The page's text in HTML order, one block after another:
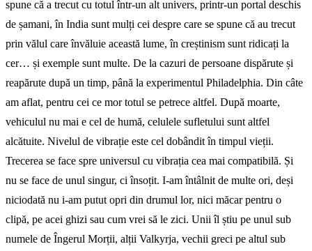
spune că a trecut cu totul într-un alt univers, printr-un portal deschis
de șamani, în India sunt mulți cei despre care se spune că au trecut
prin vălul care învăluie această lume, în creștinism sunt ridicați la
cer… și exemple sunt multe. De la cazuri de persoane dispărute și
reapărute după un timp, până la experimentul Philadelphia. Din câte
am aflat, pentru cei ce mor totul se petrece altfel. După moarte,
vehiculul nu mai e cel de humă, celulele sufletului sunt altfel
alcătuite. Nivelul de vibrație este cel dobândit în timpul vieții.
Trecerea se face spre universul cu vibrația cea mai compatibilă. Și
nu se face de unul singur, ci însoțit. I-am întâlnit de multe ori, deși
niciodată nu i-am putut opri din drumul lor, nici măcar pentru o
clipă, pe acei ghizi sau cum vrei să le zici. Unii îl știu pe unul sub
numele de Îngerul Morții, alții Valkyrja, vechii greci pe altul sub